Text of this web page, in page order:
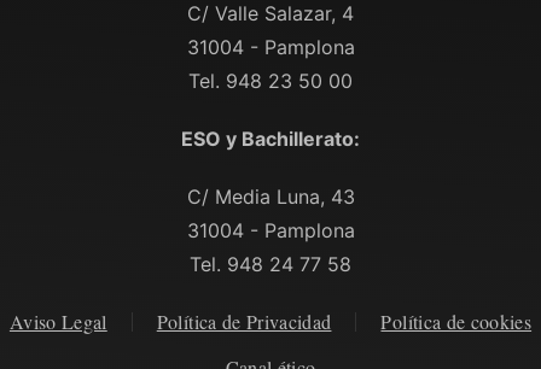
C/ Valle Salazar, 4
31004 - Pamplona
Tel. 948 23 50 00
ESO y Bachillerato:
C/ Media Luna, 43
31004 - Pamplona
Tel. 948 24 77 58
Aviso Legal Política de Privacidad
Política de cookies